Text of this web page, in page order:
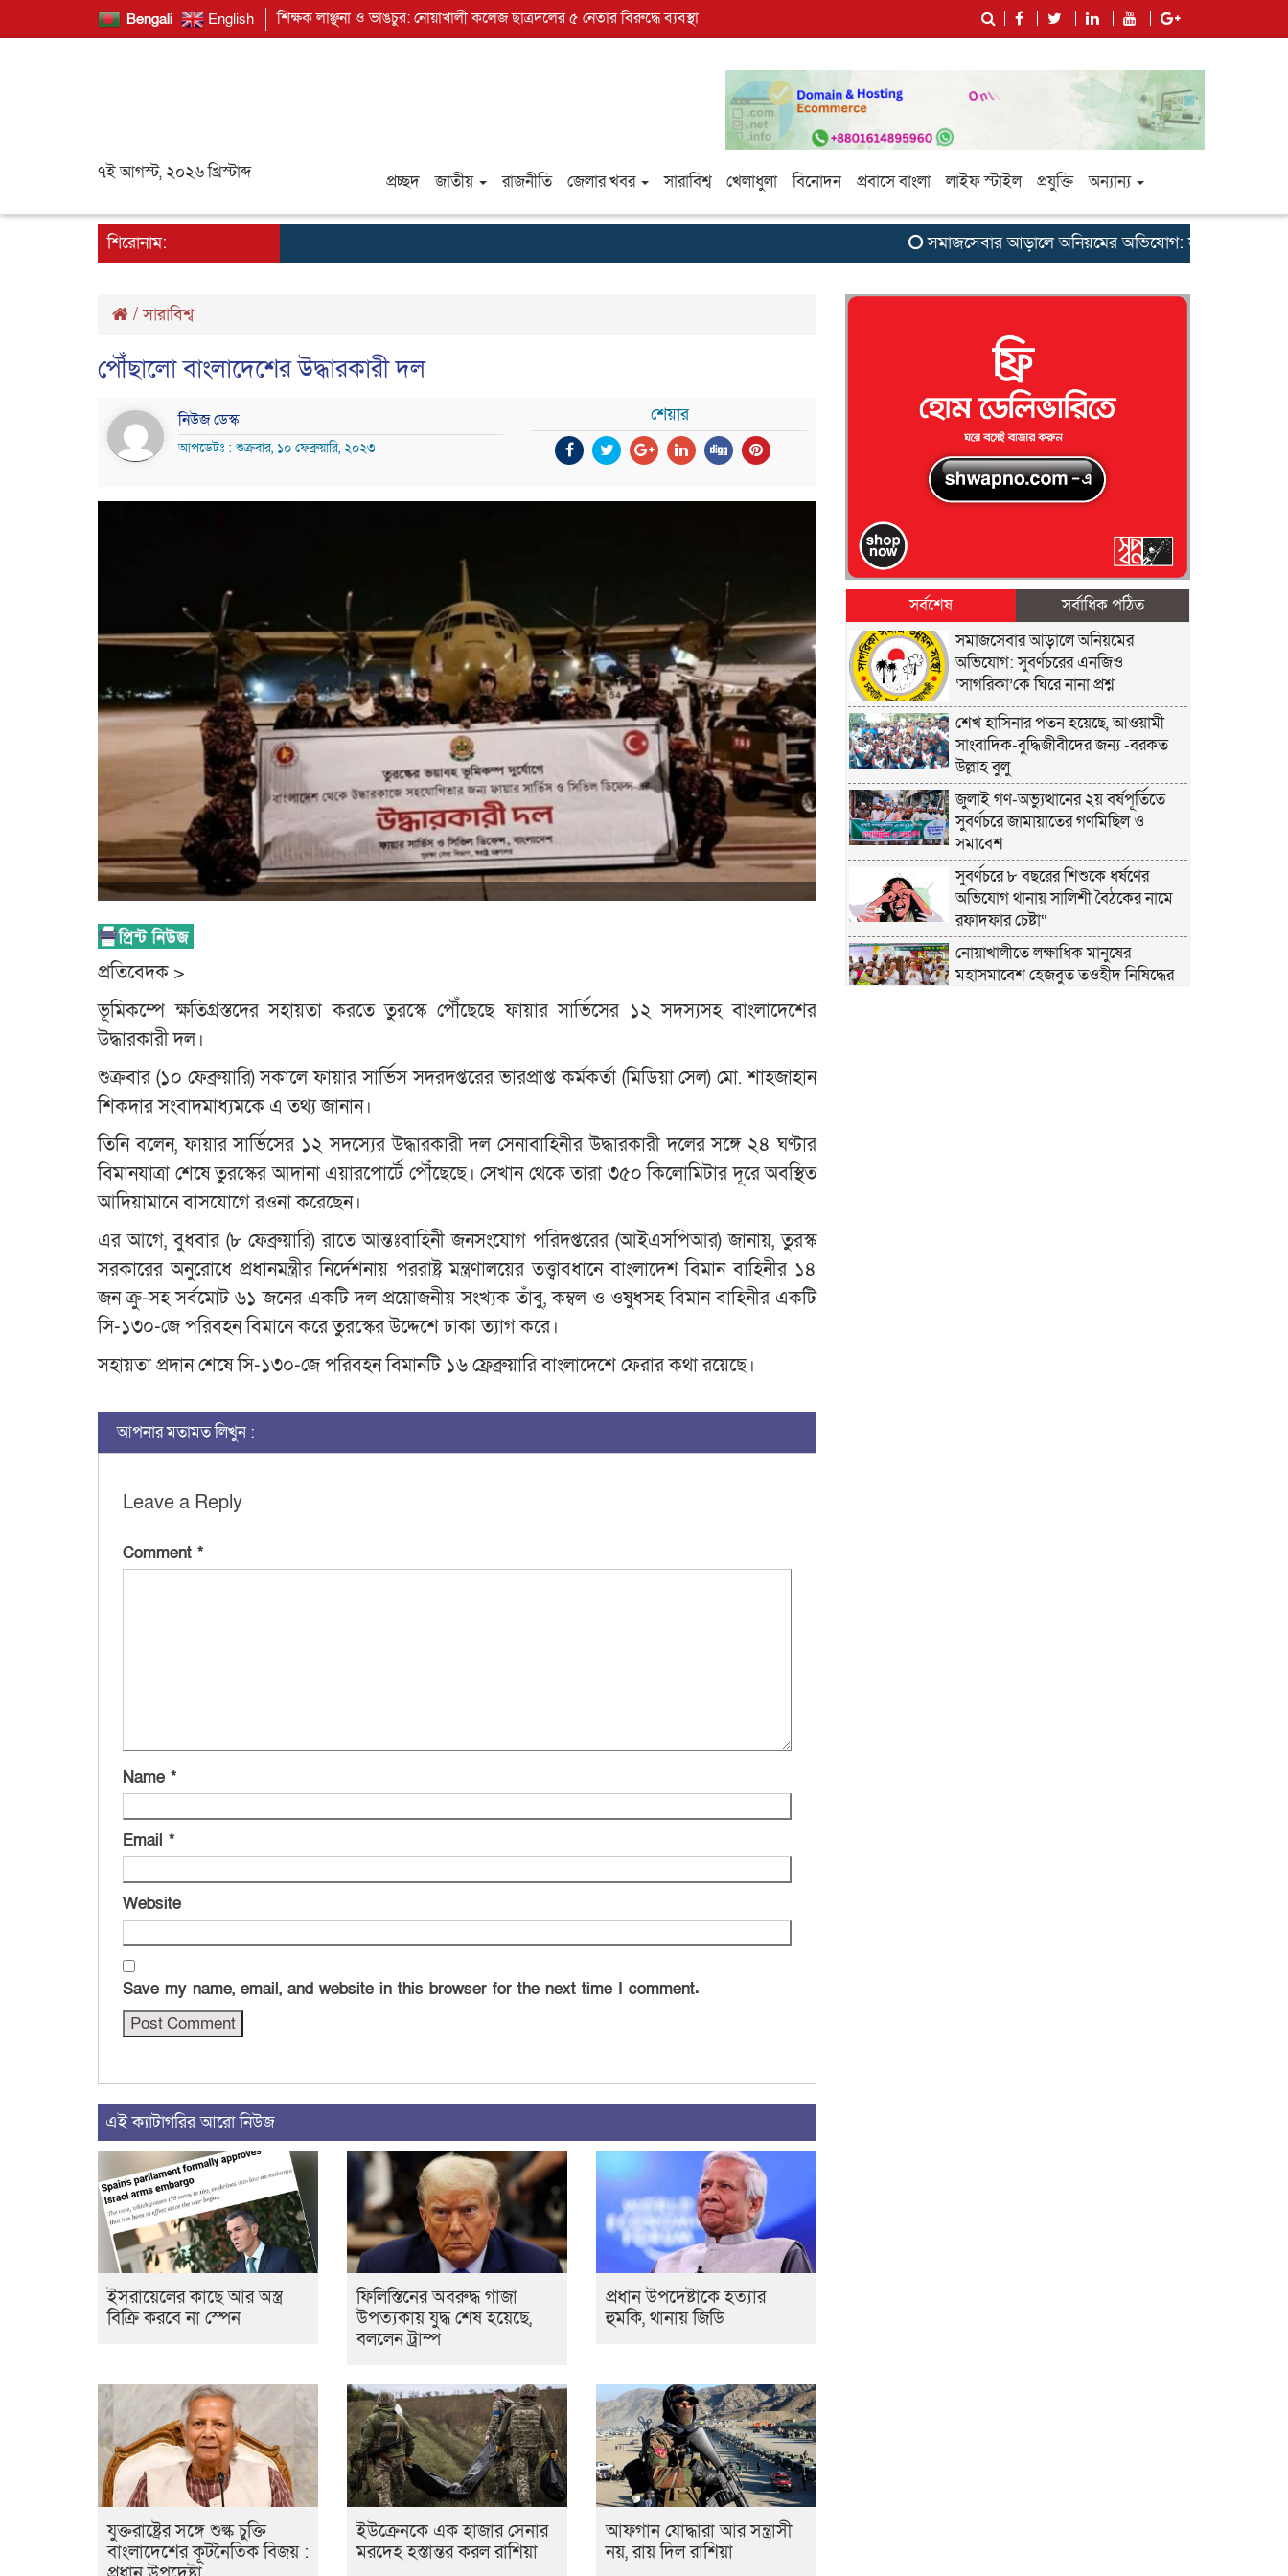
Bengali English শিক্ষক লাঞ্ছনা ও ভাঙচুর: নোয়াখালী কলেজ ছাত্রদলের ৫ নেতার বিরুদ্ধে ব্যবস্থা
৭ই আগস্ট, ২০২৬ খ্রিস্টাব্দ প্রচ্ছদ জাতীয় রাজনীতি জেলার খবর সারাবিশ্ব খেলাধুলা বিনোদন প্রবাসে বাংলা লাইফ স্টাইল প্রযুক্তি অন্যান্য
শিরোনাম: সমাজসেবার আড়ালে অনিয়মের অভিযোগ: সুবর্ণচরের এনজিও
/সারাবিশ্ব
পৌঁছালো বাংলাদেশের উদ্ধারকারী দল
নিউজ ডেস্ক
আপডেটঃ : শুক্রবার, ১০ ফেব্রুয়ারি, ২০২৩
শেয়ার
প্রতিবেদক >
ভূমিকম্পে ক্ষতিগ্রস্তদের সহায়তা করতে তুরস্কে পৌঁছেছে ফায়ার সার্ভিসের ১২ সদস্যসহ বাংলাদেশের
উদ্ধারকারী দল।
শুক্রবার (১০ ফেব্রুয়ারি) সকালে ফায়ার সার্ভিস সদরদপ্তরের ভারপ্রাপ্ত কর্মকর্তা (মিডিয়া সেল) মো. শাহজাহান
শিকদার সংবাদমাধ্যমকে এ তথ্য জানান।
তিনি বলেন, ফায়ার সার্ভিসের ১২ সদস্যের উদ্ধারকারী দল সেনাবাহিনীর উদ্ধারকারী দলের সঙ্গে ২৪ ঘণ্টার
বিমানযাত্রা শেষে তুরস্কের আদানা এয়ারপোর্টে পৌঁছেছে। সেখান থেকে তারা ৩৫০ কিলোমিটার দূরে অবস্থিত
আদিয়ামানে বাসযোগে রওনা করেছেন।
এর আগে, বুধবার (৮ ফেব্রুয়ারি) রাতে আন্তঃবাহিনী জনসংযোগ পরিদপ্তরের (আইএসপিআর) জানায়, তুরস্ক
সরকারের অনুরোধে প্রধানমন্ত্রীর নির্দেশনায় পররাষ্ট্র মন্ত্রণালয়ের তত্ত্বাবধানে বাংলাদেশ বিমান বাহিনীর ১৪
জন ক্রু-সহ সর্বমোট ৬১ জনের একটি দল প্রয়োজনীয় সংখ্যক তাঁবু, কম্বল ও ওষুধসহ বিমান বাহিনীর একটি
সি-১৩০-জে পরিবহন বিমানে করে তুরস্কের উদ্দেশে ঢাকা ত্যাগ করে।
সহায়তা প্রদান শেষে সি-১৩০-জে পরিবহন বিমানটি ১৬ ফ্রেব্রুয়ারি বাংলাদেশে ফেরার কথা রয়েছে।
আপনার মতামত লিখুন :
Leave a Reply
Comment *
Name *
Email *
Website
Save my name, email, and website in this browser for the next time I comment.
এই ক্যাটাগরির আরো নিউজ
ইসরায়েলের কাছে আর অস্ত্র
বিক্রি করবে না স্পেন
ফিলিস্তিনের অবরুদ্ধ গাজা
উপত্যকায় যুদ্ধ শেষ হয়েছে,
বললেন ট্রাম্প
প্রধান উপদেষ্টাকে হত্যার
হুমকি, থানায় জিডি
যুক্তরাষ্ট্রের সঙ্গে শুল্ক চুক্তি
বাংলাদেশের কূটনৈতিক বিজয় :
ইউক্রেনকে এক হাজার সেনার
মরদেহ হস্তান্তর করল রাশিয়া
আফগান যোদ্ধারা আর সন্ত্রাসী
নয়, রায় দিল রাশিয়া
সর্বশেষ
সর্বাধিক পঠিত
সমাজসেবার আড়ালে অনিয়মের
অভিযোগ: সুবর্ণচরের এনজিও
‘সাগরিকা’কে ঘিরে নানা প্রশ্ন
শেখ হাসিনার পতন হয়েছে, আওয়ামী
সাংবাদিক-বুদ্ধিজীবীদের জন্য -বরকত
উল্লাহ বুলু
জুলাই গণ-অভ্যুত্থানের ২য় বর্ষপূর্তিতে
সুবর্ণচরে জামায়াতের গণমিছিল ও
সমাবেশ
সুবর্ণচরে ৮ বছরের শিশুকে ধর্ষণের
অভিযোগ থানায় সালিশী বৈঠকের নামে
রফাদফার চেষ্টা“
নোয়াখালীতে লক্ষাধিক মানুষের
মহাসমাবেশ হেজবুত তওহীদ নিষিদ্ধের